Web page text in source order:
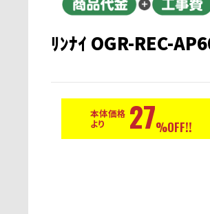
ﾘﾝﾅｲ OGR-REC-
本体価格
より 27%OFF!!